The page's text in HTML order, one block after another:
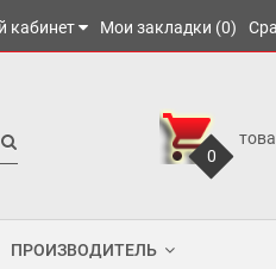
кабинет Мои закладки (0)
0
ПРОИЗВОДИТЕЛЬ